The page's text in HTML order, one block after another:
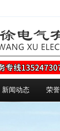
新闻动态 荣